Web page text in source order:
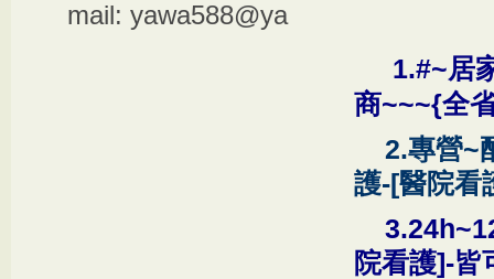
mail: yawa588@ya
1.#~居
商~~~{全
2.專營~
護-[醫院看
院看護]-皆